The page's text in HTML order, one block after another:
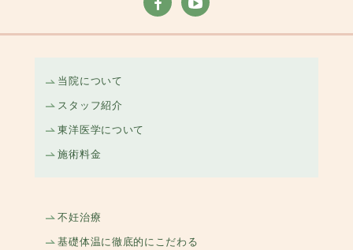
当院について
スタッフ紹介
東洋医学について
施術料金
不妊治療
基礎体温に徹底的にこだわる